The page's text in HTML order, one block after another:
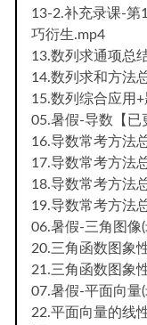
13-2.补充录课-第
巧衍生.mp4
13.数列求通项总
14.数列求和方法
15.数列综合应用
05.暑假-导数【已
16.导数常考方法
17.导数常考方法
18.导数常考方法
19.导数常考方法
06.暑假-三角图像(
20.三角函数图象
21.三角函数图象
07.暑假-平面向量(
22.平面向量的线